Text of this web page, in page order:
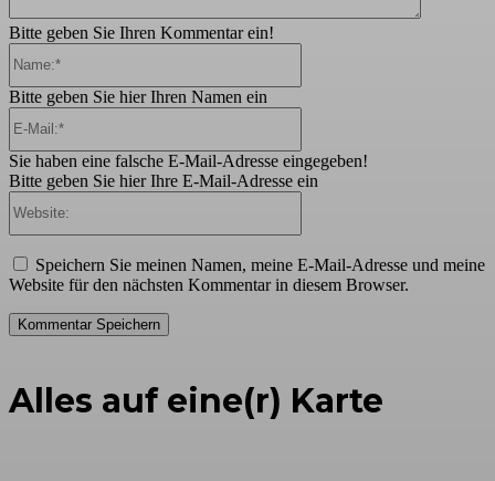
Bitte geben Sie Ihren Kommentar ein!
Bitte geben Sie hier Ihren Namen ein
Sie haben eine falsche E-Mail-Adresse eingegeben!
Bitte geben Sie hier Ihre E-Mail-Adresse ein
Speichern Sie meinen Namen, meine E-Mail-Adresse und meine
Website für den nächsten Kommentar in diesem Browser.
Alles auf eine(r) Karte